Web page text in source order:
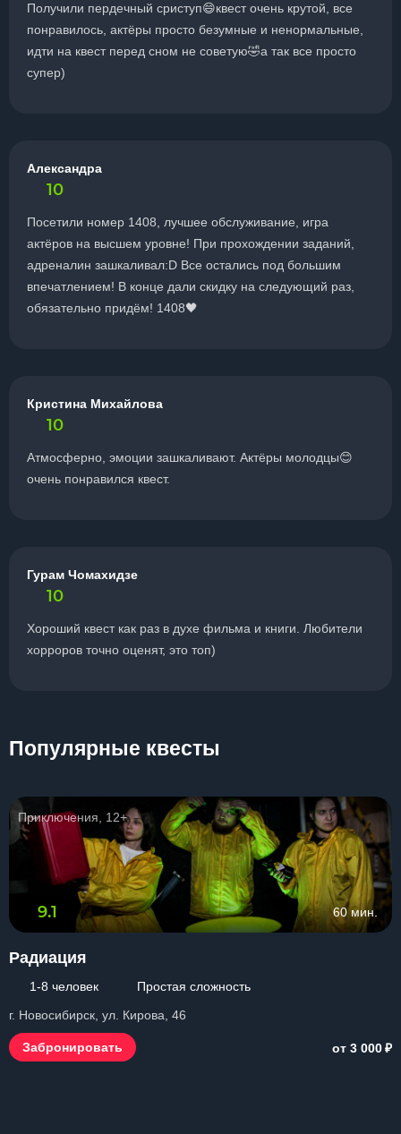
Получили пердечный сриступ😄квест очень крутой, все
понравилось, актёры просто безумные и ненормальные,
идти на квест перед сном не советую🤣а так все просто
супер)
Александра
10
Посетили номер 1408, лучшее обслуживание, игра
актёров на высшем уровне! При прохождении заданий,
адреналин зашкаливал:D Все остались под большим
впечатлением! В конце дали скидку на следующий раз,
обязательно придём! 1408🖤
Кристина Михайлова
10
Атмосферно, эмоции зашкаливают. Актёры молодцы😊
очень понравился квест.
Гурам Чомахидзе
10
Хороший квест как раз в духе фильма и книги. Любители
хорроров точно оценят, это топ)
Популярные квесты
Приключения, 12+
9.1 60 мин.
Радиация
1-8 человек
Простая сложность
г. Новосибирск, ул. Кирова, 46
Забронировать от 3 000₽